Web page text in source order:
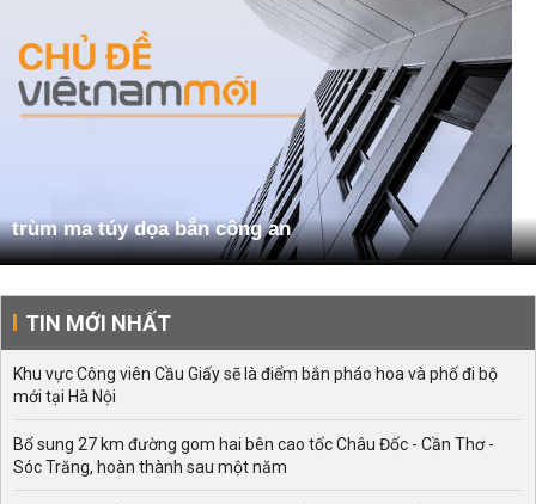
trùm ma túy dọa bắn công an
TIN MỚI NHẤT
Khu vực Công viên Cầu Giấy sẽ là điểm bắn pháo hoa và phố đi bộ
mới tại Hà Nội
Bổ sung 27 km đường gom hai bên cao tốc Châu Đốc - Cần Thơ -
Sóc Trăng, hoàn thành sau một năm